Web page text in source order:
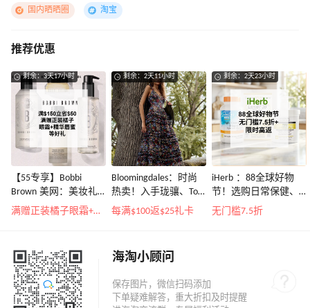
国内晒晒圈 淘宝
推荐优惠
剩余：3天17小时
【55专享】Bobbi
Brown 美网：美妆礼
遇！满$150立省$50
满赠正装橘子眼霜+精华唇蜜等好礼
剩余：2天11小时
Bloomingdales：时尚
热卖！入手珑骧、Tory
Burch、拉夫劳伦等
每满$100返$25礼卡
剩余：2天23小时
iHerb ：88全球好物
节！选购日常保健、
健身补剂、护肤洗护
无门槛7.5折
海淘小顾问